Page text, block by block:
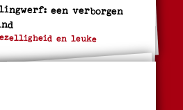
een verborgen
en leuke